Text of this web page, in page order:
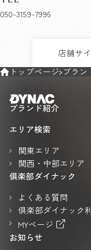
050-3159-7996
店舗サ
トップページ ブラン
ブランド紹介
エリア検索
関東エリア
関西・中部エリア
倶楽部ダイナック
よくある質問
倶楽部ダイナック
MYページ
お知らせ